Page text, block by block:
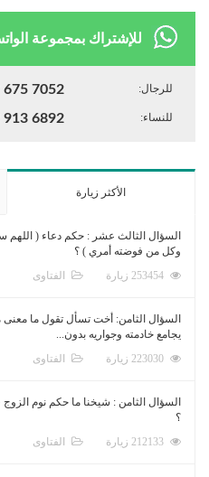
للإشتراك بمجموعة
للرجال: 675 7052
للنساء: 913 6892
الأكثر زيارة
السؤال الثالث عشر : حكم دعاء ( اللهم
وكل من فوضته أمري ) ؟
الفتاوى
السؤال الثامن: أخت تسأل تقول ما معنى
يجامع خادمته وجواريه بدون...
الفتاوى
السؤال الثامن : شيخنا ما حكم نوم
؟
الفتاوى